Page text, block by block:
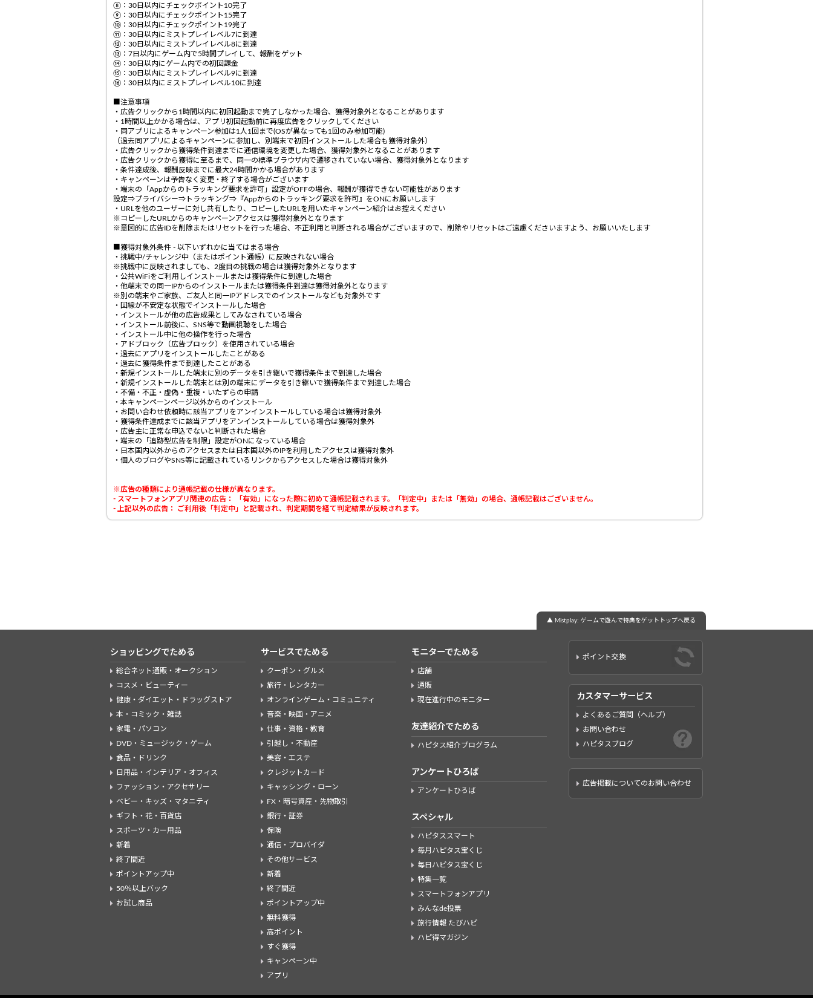
⑧：30日以内にチェックポイント10完了
⑨：30日以内にチェックポイント15完了
⑩：30日以内にチェックポイント19完了
⑪：30日以内にミストプレイレベル7に到達
⑫：30日以内にミストプレイレベル8に到達
⑬：7日以内にゲーム内で5時間プレイして、報酬をゲット
⑭：30日以内にゲーム内での初回課金
⑮：30日以内にミストプレイレベル9に到達
⑯：30日以内にミストプレイレベル10に到達
■注意事項
・広告クリックから1時間以内に初回起動まで完了しなかった場合、獲得対象外となることがあります
・1時間以上かかる場合は、アプリ初回起動前に再度広告をクリックしてください
・同アプリによるキャンペーン参加は1人1回まで(OSが異なっても1回のみ参加可能)
（過去同アプリによるキャンペーンに参加し、別端末で初回インストールした場合も獲得対象外）
・広告クリックから獲得条件到達までに通信環境を変更した場合、獲得対象外となることがあります
・広告クリックから獲得に至るまで、同一の標準ブラウザ内で遷移されていない場合、獲得対象外となります
・条件達成後、報酬反映までに最大24時間かかる場合があります
・キャンペーンは予告なく変更・終了する場合がございます
・端末の「Appからのトラッキング要求を許可」設定がOFFの場合、報酬が獲得できない可能性があります
設定⇒プライバシー⇒トラッキング⇒『Appからのトラッキング要求を許可』をONにお願いします
・URLを他のユーザーに対し共有したり、コピーしたURLを用いたキャンペーン紹介はお控えください
※コピーしたURLからのキャンペーンアクセスは獲得対象外となります
※意図的に広告IDを削除またはリセットを行った場合、不正利用と判断される場合がございますので、削除やリセットはご遠慮くださいますよう、お願いいたします
■獲得対象外条件 - 以下いずれかに当てはまる場合
・挑戦中/チャレンジ中（またはポイント通帳）に反映されない場合
※挑戦中に反映されましても、2度目の挑戦の場合は獲得対象外となります
・公共WiFiをご利用しインストールまたは獲得条件に到達した場合
・他端末での同一IPからのインストールまたは獲得条件到達は獲得対象外となります
※別の端末やご家族、ご友人と同一IPアドレスでのインストールなども対象外です
・回線が不安定な状態でインストールした場合
・インストールが他の広告成果としてみなされている場合
・インストール前後に、SNS等で動画視聴をした場合
・インストール中に他の操作を行った場合
・アドブロック（広告ブロック）を使用されている場合
・過去にアプリをインストールしたことがある
・過去に獲得条件まで到達したことがある
・新規インストールした端末に別のデータを引き継いで獲得条件まで到達した場合
・新規インストールした端末とは別の端末にデータを引き継いで獲得条件まで到達した場合
・不備・不正・虚偽・重複・いたずらの申請
・本キャンペーンページ以外からのインストール
・お問い合わせ依頼時に該当アプリをアンインストールしている場合は獲得対象外
・獲得条件達成までに該当アプリをアンインストールしている場合は獲得対象外
・広告主に正常な申込でないと判断された場合
・端末の「追跡型広告を制限」設定がONになっている場合
・日本国内以外からのアクセスまたは日本国以外のIPを利用したアクセスは獲得対象外
・個人のブログやSNS等に記載されているリンクからアクセスした場合は獲得対象外
※広告の種類により通帳記載の仕様が異なります。
- スマートフォンアプリ関連の広告： 「有効」になった際に初めて通帳記載されます。「判定中」または「無効」の場合、通帳記載はございません。
- 上記以外の広告： ご利用後「判定中」と記載され、判定期間を経て判定結果が反映されます。
▲ Mistplay: ゲームで遊んで特典をゲットトップへ戻る
ショッピングでためる
総合ネット通販・オークション
コスメ・ビューティー
健康・ダイエット・ドラッグストア
本・コミック・雑誌
家電・パソコン
DVD・ミュージック・ゲーム
食品・ドリンク
日用品・インテリア・オフィス
ファッション・アクセサリー
ベビー・キッズ・マタニティ
ギフト・花・百貨店
スポーツ・カー用品
新着
終了間近
ポイントアップ中
50％以上バック
お試し商品
サービスでためる
クーポン・グルメ
旅行・レンタカー
オンラインゲーム・コミュニティ
音楽・映画・アニメ
仕事・資格・教育
引越し・不動産
美容・エステ
クレジットカード
キャッシング・ローン
FX・暗号資産・先物取引
銀行・証券
保険
通信・プロバイダ
その他サービス
新着
終了間近
ポイントアップ中
無料獲得
高ポイント
すぐ獲得
キャンペーン中
アプリ
モニターでためる
店舗
通販
現在進行中のモニター
友達紹介でためる
ハピタス紹介プログラム
アンケートひろば
アンケートひろば
スペシャル
ハピタススマート
毎月ハピタス宝くじ
毎日ハピタス宝くじ
特集一覧
スマートフォンアプリ
みんなde投票
旅行情報 たびハピ
ハピ得マガジン
ポイント交換
カスタマーサービス
よくあるご質問（ヘルプ）
お問い合わせ
ハピタスブログ
広告掲載についてのお問い合わせ